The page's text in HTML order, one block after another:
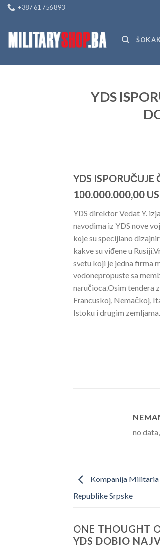
Skip
content
+387 61 756 893
ŠOK
YDS
YDS
100.000.000,00
YDS direktor Vedat Y.
navodima iz YDS nove
koje su specijlano
kakve su viđene u
svetu koji je jedna firma
vodonepropuste sa
naručioca. Osim tendera
Francuskoj, Nemačkoj,
Istoku i drugim zemljama.
no data,
Kompanija
Republike Srpske
ONE THOUGHT
YDS DOBIO